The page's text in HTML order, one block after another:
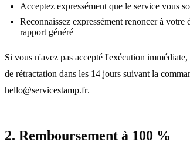
Acceptez expressément que le service vous
Reconnaissez expressément renoncer à
rapport généré
Si vous n'avez pas accepté l'exécution
de rétractation dans les 14 jours suivant la
hello@servicestamp.fr.
2. Remboursement à 100 %